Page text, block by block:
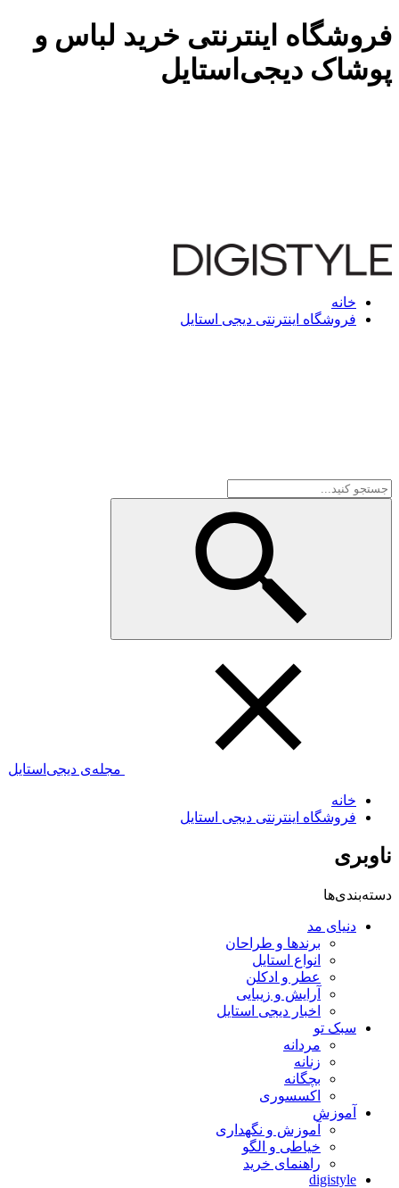
فروشگاه اینترنتی خرید لباس و
پوشاک دیجی‌استایل
خانه
فروشگاه اینترنتی دیجی استایل
مجله‌ی دیجی‌استایل
خانه
فروشگاه اینترنتی دیجی استایل
ناوبری
دسته‌بندی‌ها
دنیای مد
برندها و طراحان
انواع استایل
عطر و ادکلن
آرایش و زیبایی
اخبار دیجی استایل
سبک تو
مردانه
زنانه
بچگانه
اکسسوری
آموزش
آموزش و نگهداری
خیاطی و الگو
راهنمای خرید
digistyle